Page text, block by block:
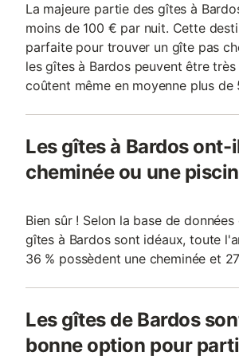
La majeure partie des gîtes à
moins de 100 € par nuit. Cette
parfaite pour trouver un gîte pas
les gîtes à Bardos peuvent être
coûtent même en moyenne plus de
Les gîtes à Bardos ont-
cheminée ou une
Bien sûr ! Selon la base de
gîtes à Bardos sont idéaux, toute
36 % possèdent une cheminée et
Les gîtes de Bardos
bonne option pour